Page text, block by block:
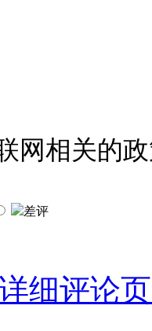
网相关的
差评
细评论